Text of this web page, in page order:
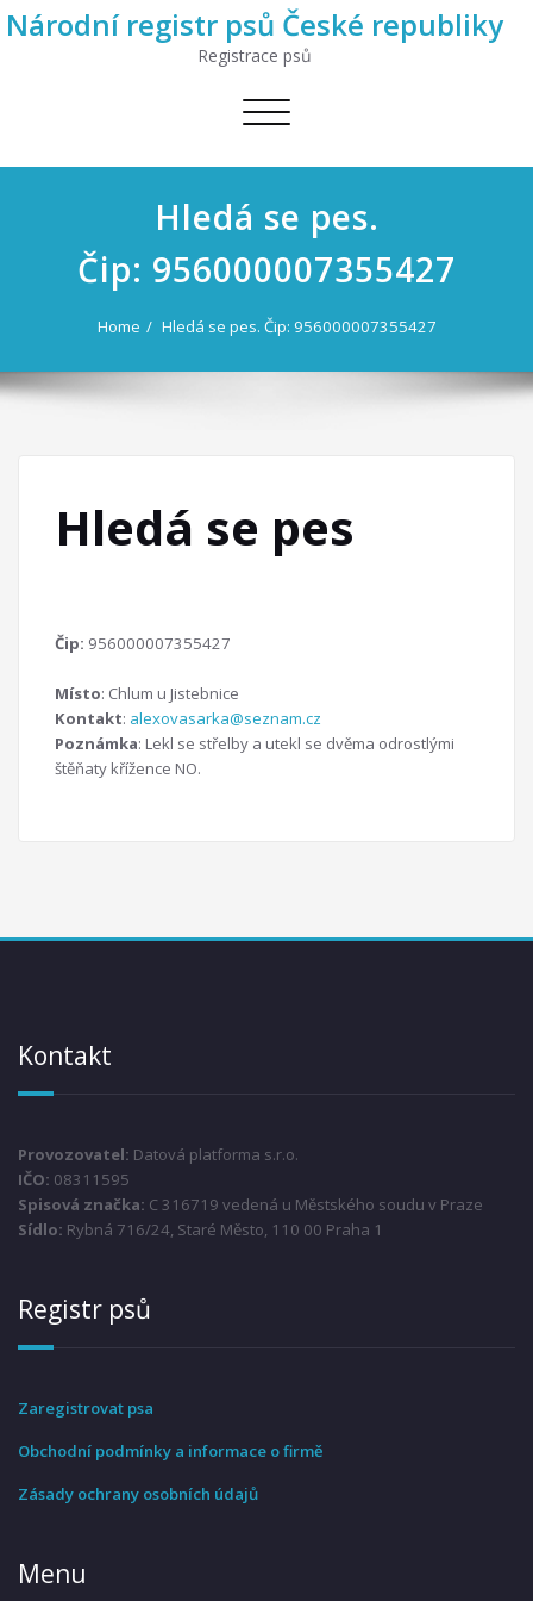
Národní registr psů České republiky
Registrace psů
Toggle
Hledá se pes.
Čip: 956000007355427
Home Hledá se pes. Čip: 956000007355427
Hledá se pes
Čip: 956000007355427
Místo: Chlum u Jistebnice
Kontakt: alexovasarka@seznam.cz
Poznámka: Lekl se střelby a utekl se dvěma odrostlými
štěňaty křížence NO.
Kontakt
Provozovatel: Datová platforma s.r.o.
IČO: 08311595
Spisová značka: C 316719 vedená u Městského soudu v Praze
Sídlo: Rybná 716/24, Staré Město, 110 00 Praha 1
Registr psů
Zaregistrovat psa
Obchodní podmínky a informace o firmě
Zásady ochrany osobních údajů
Menu